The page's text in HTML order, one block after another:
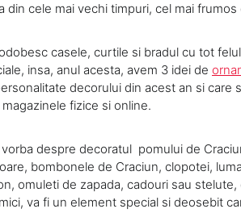
din cele mai vechi timpuri, cel mai
casele, curtile si bradul cu tot
insa, anul acesta, avem 3 idei de
decorului din acest an si
fizice si online.
despre decoratul pomului de
bombonele de Craciun, clopotei,
omuleti de zapada, cadouri sau
va fi un element special si deosebit